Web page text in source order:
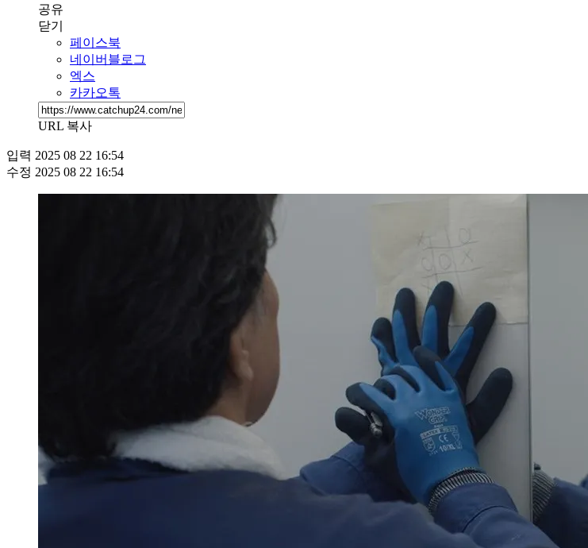
공유
닫기
페이스북
네이버블로그
엑스
카카오톡
URL 복사
입력 2025 08 22 16:54
수정 2025 08 22 16:54